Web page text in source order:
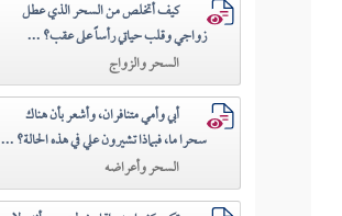
كيف أتخلص من السحر الذي عطل
زواجي وقلب حياتي رأساً على عقب؟ ...
السحر والزواج
أبي وأمي متنافران، وأشعر بأن هناك
سحرا ما، فبماذا تشيرون علي في هذه الحالة؟ ...
السحر وأعراضه